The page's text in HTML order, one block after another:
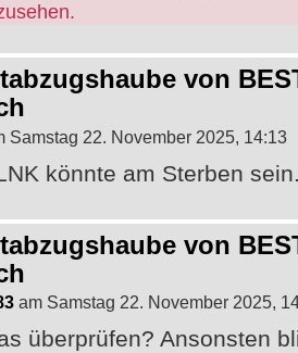
von
Samstag 22. November 2025, 14:13
könnte am Sterben
von
am Samstag 22. November 2025,
überprüfen? Ansonsten